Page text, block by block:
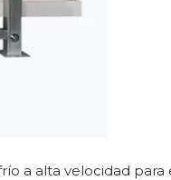
a alta velocidad